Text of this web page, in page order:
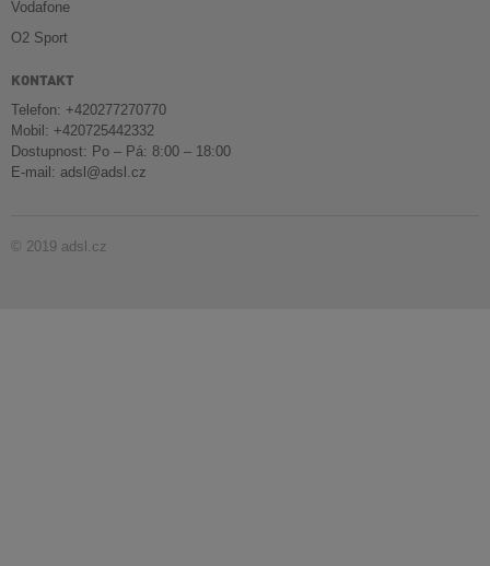
Vodafone
O2 Sport
KONTAKT
Telefon: +420277270770
Mobil: +420725442332
Dostupnost: Po – Pá: 8:00 – 18:00
E-mail: adsl@adsl.cz
© 2019 adsl.cz